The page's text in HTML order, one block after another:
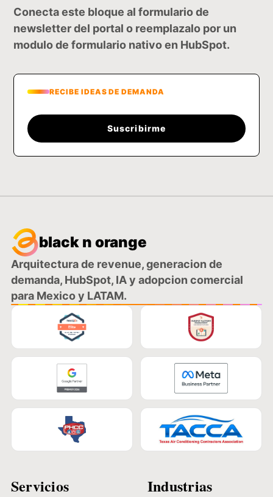
Conecta este bloque al formulario de
newsletter del portal o reemplazalo por un
modulo de formulario nativo en HubSpot.
RECIBE IDEAS DE DEMANDA
Suscribirme
black n orange
Arquitectura de revenue, generacion de
demanda, HubSpot, IA y adopcion comercial
para Mexico y LATAM.
Servicios Industrias